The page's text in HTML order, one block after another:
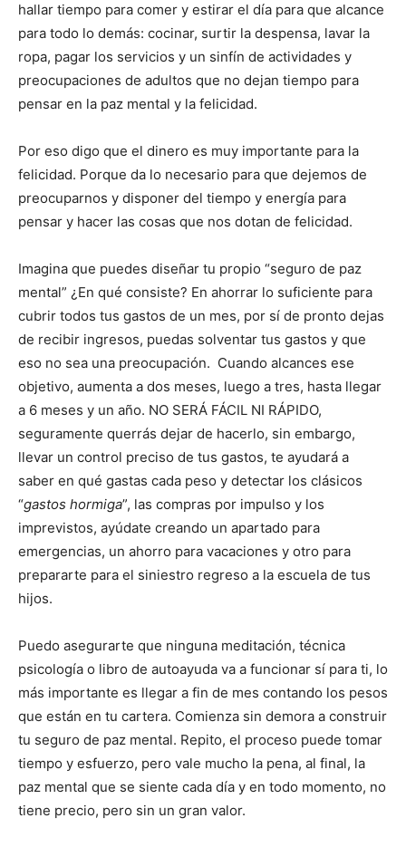
hallar tiempo para comer y estirar el día para que alcance
para todo lo demás: cocinar, surtir la despensa, lavar la
ropa, pagar los servicios y un sinfín de actividades y
preocupaciones de adultos que no dejan tiempo para
pensar en la paz mental y la felicidad.
Por eso digo que el dinero es muy importante para la
felicidad. Porque da lo necesario para que dejemos de
preocuparnos y disponer del tiempo y energía para
pensar y hacer las cosas que nos dotan de felicidad.
Imagina que puedes diseñar tu propio “seguro de paz
mental” ¿En qué consiste? En ahorrar lo suficiente para
cubrir todos tus gastos de un mes, por sí de pronto dejas
de recibir ingresos, puedas solventar tus gastos y que
eso no sea una preocupación. Cuando alcances ese
objetivo, aumenta a dos meses, luego a tres, hasta llegar
a 6 meses y un año. NO SERÁ FÁCIL NI RÁPIDO,
seguramente querrás dejar de hacerlo, sin embargo,
llevar un control preciso de tus gastos, te ayudará a
saber en qué gastas cada peso y detectar los clásicos
“gastos hormiga”, las compras por impulso y los
imprevistos, ayúdate creando un apartado para
emergencias, un ahorro para vacaciones y otro para
prepararte para el siniestro regreso a la escuela de tus
hijos.
Puedo asegurarte que ninguna meditación, técnica
psicología o libro de autoayuda va a funcionar sí para ti, lo
más importante es llegar a fin de mes contando los pesos
que están en tu cartera. Comienza sin demora a construir
tu seguro de paz mental. Repito, el proceso puede tomar
tiempo y esfuerzo, pero vale mucho la pena, al final, la
paz mental que se siente cada día y en todo momento, no
tiene precio, pero sin un gran valor.